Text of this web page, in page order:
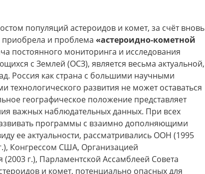
популяций астероидов и комет, за счёт вновь
и проблема «астероидно-кометной
постоянного мониторинга и исследования
с Землей (ОСЗ), является весьма актуальной,
Россия как страна с большими научными
развития не может оставаться
географическое положение представляет
важных наблюдательных данных. При всех
программы с взаимно дополняющими
ее актуальности, рассматривались ООН (1995
Конгрессом США, Организацией
г.), Парламентской Ассамблеей Совета
и комет, потенциально опасных для